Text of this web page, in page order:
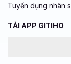
Tuyển dụng nhân
TẢI APP GITIHO